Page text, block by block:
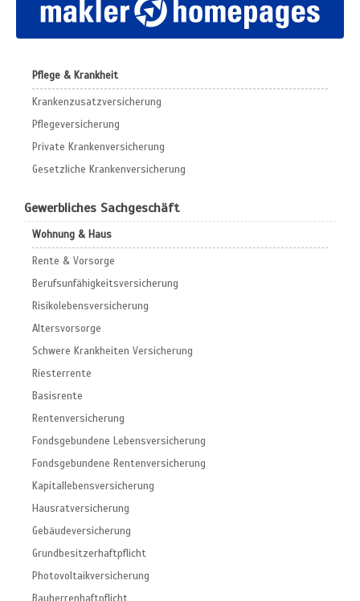
Pflege & Krankheit
Krankenzusatzversicherung
Pflegeversicherung
Private Krankenversicherung
Gesetzliche Krankenversicherung
Gewerbliches Sachgeschäft
Wohnung & Haus
Rente & Vorsorge
Berufs­unfähigkeitsversicherung
Risikolebensversicherung
Altersvorsorge
Schwere Krankheiten Versicherung
Riesterrente
Basisrente
Rentenversicherung
Fondsgebundene Lebensversicherung
Fondsgebundene Rentenversicherung
Kapitallebensversicherung
Hausratversicherung
Gebäudeversicherung
Grundbesitzerhaftpflicht
Photovoltaikversicherung